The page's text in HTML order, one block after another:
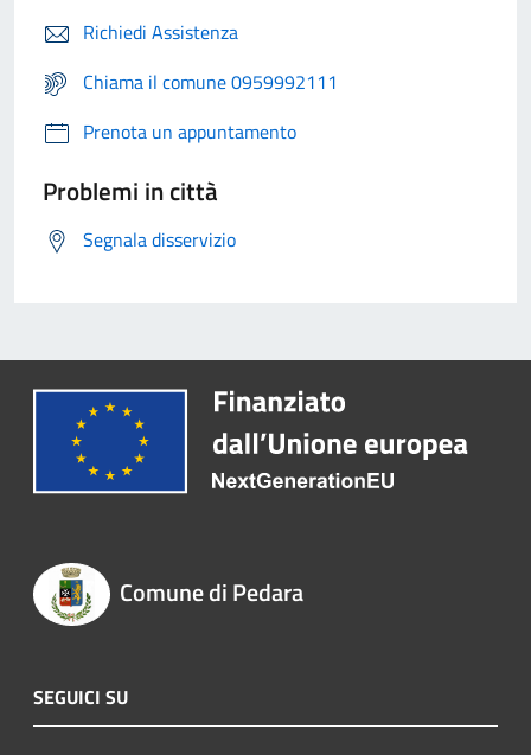
Richiedi Assistenza
Chiama il comune 0959992111
Prenota un appuntamento
Problemi in città
Segnala disservizio
Comune di Pedara
SEGUICI SU